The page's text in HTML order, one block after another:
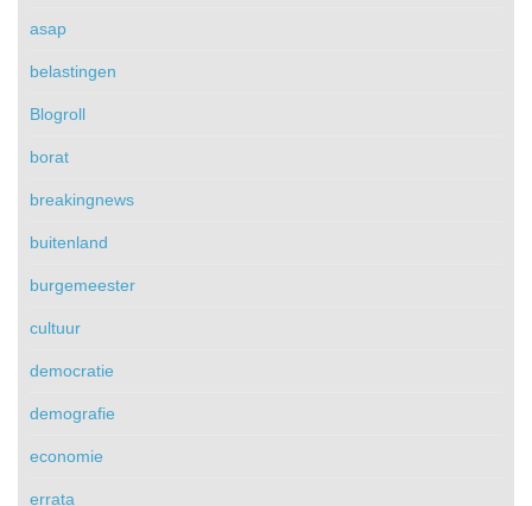
asap
belastingen
Blogroll
borat
breakingnews
buitenland
burgemeester
cultuur
democratie
demografie
economie
errata